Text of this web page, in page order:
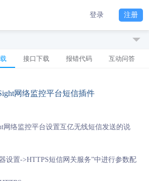
登录 注册
接口下载 报错代码 互动问答
网络监控平台短信插件
网络监控平台设置互亿无线短信发送的说
设置->HTTPS短信网关服务”中进行参数配